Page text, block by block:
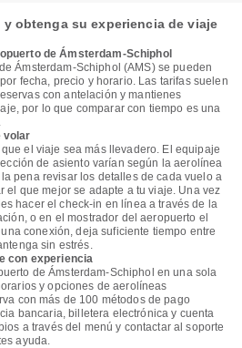
obtenga su experiencia de viaje
de Ámsterdam-Schiphol
Ámsterdam-Schiphol (AMS) se pueden
fecha, precio y horario. Las tarifas suelen
con antelación y mantienes
por lo que comparar con tiempo es una
volar
el viaje sea más llevadero. El equipaje
de asiento varían según la aerolínea
pena revisar los detalles de cada vuelo a
el que mejor se adapte a tu viaje. Una vez
hacer el check-in en línea a través de la
o en el mostrador del aeropuerto el
conexión, deja suficiente tiempo entre
sin estrés.
con experiencia
de Ámsterdam-Schiphol en una sola
y opciones de aerolíneas
con más de 100 métodos de pago
bancaria, billetera electrónica y cuenta
a través del menú y contactar al soporte
ayuda.